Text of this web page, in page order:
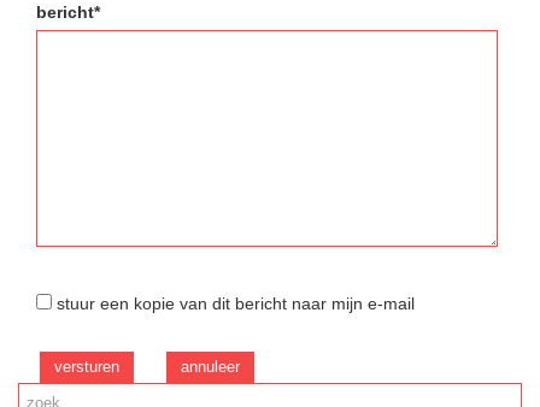
bericht*
stuur een kopie van dit bericht naar mijn e-mail
versturen